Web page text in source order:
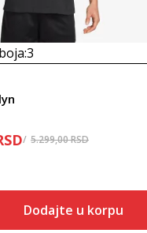
3
5.299,00RSD
Dodajte u korpu